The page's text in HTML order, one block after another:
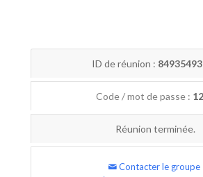
ID de réunion :
Code / mot de passe :
Réunion terminée.
Contacter le groupe